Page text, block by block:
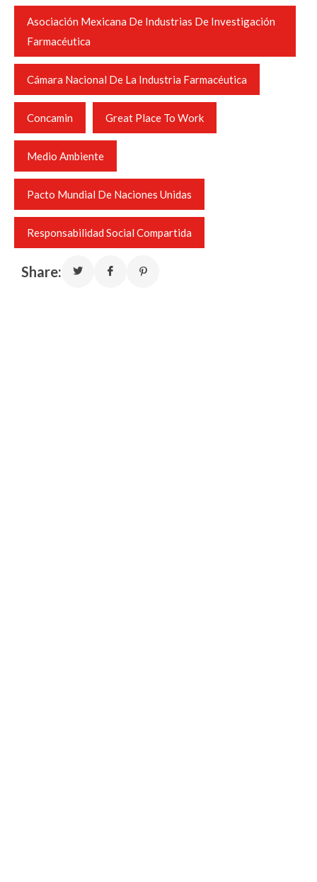
Asociación Mexicana De Industrias De Investigación
Farmacéutica
Cámara Nacional De La Industria Farmacéutica
Concamin Great Place To Work
Medio Ambiente
Pacto Mundial De Naciones Unidas
Responsabilidad Social Compartida
Share: